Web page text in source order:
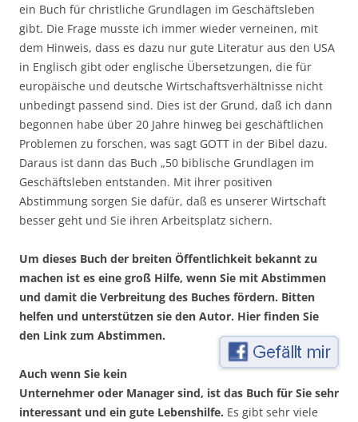
ein Buch für christliche Grundlagen im Geschäftsleben
gibt. Die Frage musste ich immer wieder verneinen, mit
dem Hinweis, dass es dazu nur gute Literatur aus den USA
in Englisch gibt oder englische Übersetzungen, die für
europäische und deutsche Wirtschaftsverhältnisse nicht
unbedingt passend sind. Dies ist der Grund, daß ich dann
begonnen habe über 20 Jahre hinweg bei geschäftlichen
Problemen zu forschen, was sagt GOTT in der Bibel dazu.
Daraus ist dann das Buch „50 biblische Grundlagen im
Geschäftsleben entstanden. Mit ihrer positiven
Abstimmung sorgen Sie dafür, daß es unserer Wirtschaft
besser geht und Sie ihren Arbeitsplatz sichern.
Um dieses Buch der breiten Öffentlichkeit bekannt zu
machen ist es eine groß Hilfe, wenn Sie mit Abstimmen
und damit die Verbreitung des Buches fördern. Bitten
helfen und unterstützen sie den Autor. Hier finden Sie
den Link zum Abstimmen.
Auch wenn Sie kein
Unternehmer oder Manager sind, ist das Buch für Sie sehr
interessant und ein gute Lebenshilfe. Es gibt sehr viele